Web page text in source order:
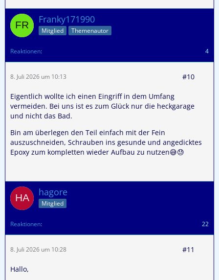
Franky171990
Mitglied Themenautor
Reaktionen 4
8. Juli 2026 um 10:13 #10
Eigentlich wollte ich einen Eingriff in dem Umfang
vermeiden. Bei uns ist es zum Glück nur die heckgarage
und nicht das Bad.
Bin am überlegen den Teil einfach mit der Fein
auszuschneiden, Schrauben ins gesunde und angedicktes
Epoxy zum kompletten wieder Aufbau zu nutzen😅😓
hagore
Mitglied
Reaktionen 22
8. Juli 2026 um 10:28 #11
Hallo,